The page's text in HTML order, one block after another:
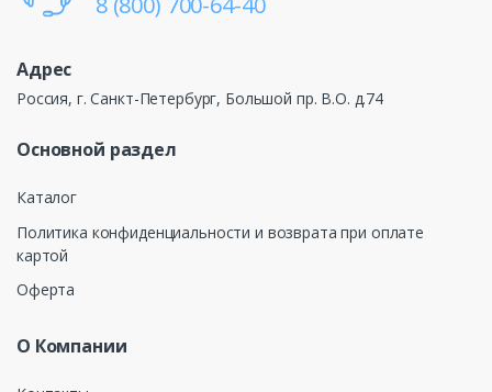
Адрес
Россия, г. Санкт-Петербург, Большой пр. В.О. д.74
Основной раздел
Каталог
Политика конфиденциальности и возврата при оплате
картой
Оферта
О Компании